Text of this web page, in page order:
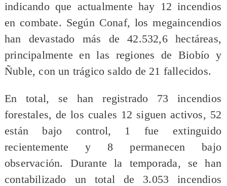
indicando que actualmente hay 12 incendios
en combate. Según Conaf, los megaincendios
han devastado más de 42.532,6 hectáreas,
principalmente en las regiones de Biobío y
Ñuble, con un trágico saldo de 21 fallecidos.
En total, se han registrado 73 incendios
forestales, de los cuales 12 siguen activos, 52
están bajo control, 1 fue extinguido
recientemente y 8 permanecen bajo
observación. Durante la temporada, se han
contabilizado un total de 3.053 incendios